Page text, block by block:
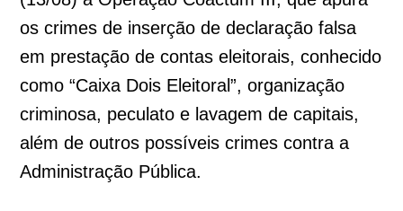
os crimes de inserção de declaração falsa
em prestação de contas eleitorais, conhecido
como “Caixa Dois Eleitoral”, organização
criminosa, peculato e lavagem de capitais,
além de outros possíveis crimes contra a
Administração Pública.